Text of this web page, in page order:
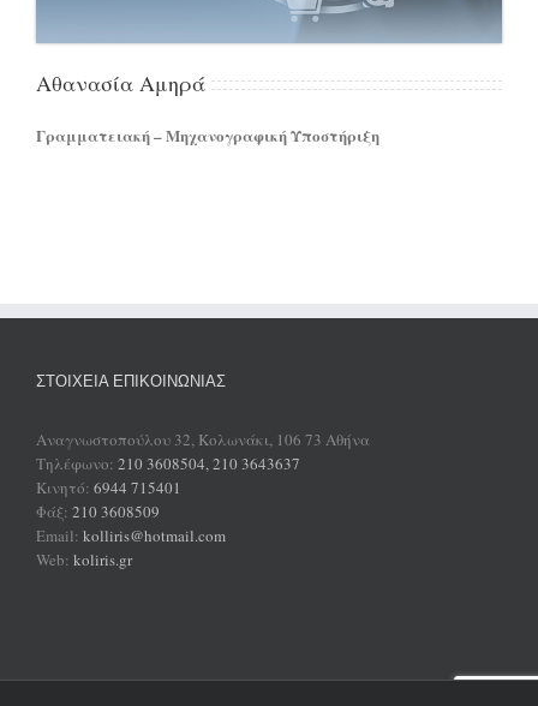
Αθανασία Αμηρά
Γραμματειακή – Μηχανογραφική Υποστήριξη
ΣΤΟΙΧΕΊΑ ΕΠΙΚΟΙΝΩΝΊΑΣ
Αναγνωστοπούλου 32, Κολωνάκι, 106 73 Αθήνα
Τηλέφωνο: 210 3608504, 210 3643637
Κινητό: 6944 715401
Φάξ: 210 3608509
Email: kolliris@hotmail.com
Web: koliris.gr